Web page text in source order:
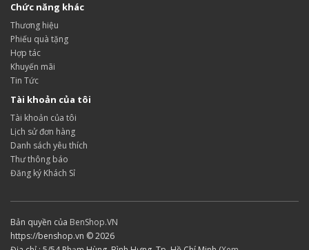
Chức năng khác
Thương hiệu
Phiếu quà tặng
Hợp tác
Khuyến mãi
Tin Tức
Tài khoản của tôi
Tài khoản của tôi
Lịch sử đơn hàng
Danh sách yêu thích
Thư thông báo
Đăng ký Khách Sỉ
Bản quyền của BenShop.VN
https://benshop.vn © 2026